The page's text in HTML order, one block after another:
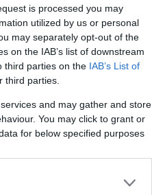
is processed you may
utilized by us or personal
may separately opt-out of the
on the IAB’s list of downstream
third parties on the IAB’s List of
third parties.
and may gather and store
You may click to grant or
for below specified purposes